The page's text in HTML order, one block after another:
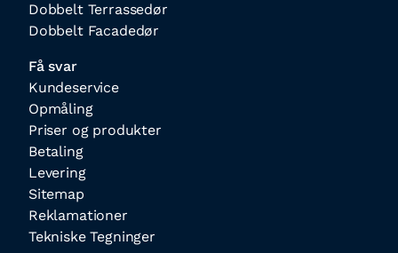
Dobbelt Terrassedør
Dobbelt Facadedør
Få svar
Kundeservice
Opmåling
Priser og produkter
Betaling
Levering
Sitemap
Reklamationer
Tekniske Tegninger